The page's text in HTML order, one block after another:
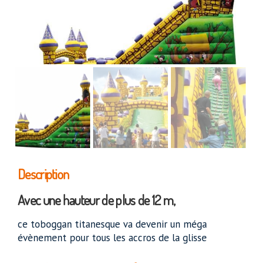
Description
Avec une hauteur de plus de 12 m,
ce toboggan titanesque va devenir un méga
évènement pour tous les accros de la glisse